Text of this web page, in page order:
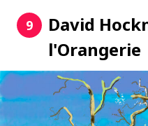
9
David
l'Orangerie